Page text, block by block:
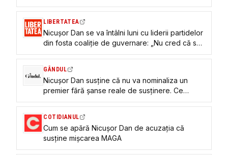
succes în SUA și Europa
LIBERTATEA
Nicușor Dan se va întâlni luni cu liderii partidelor
din fosta coaliție de guvernare: „Nu cred că se
degajă o soluție”
GÂNDUL
Nicușor Dan susține că nu va nominaliza un
premier fără șanse reale de susținere. Ce
spune despre Grindeanu şi Mureşan
COTIDIANUL
Cum se apără Nicușor Dan de acuzația că
susține mișcarea MAGA